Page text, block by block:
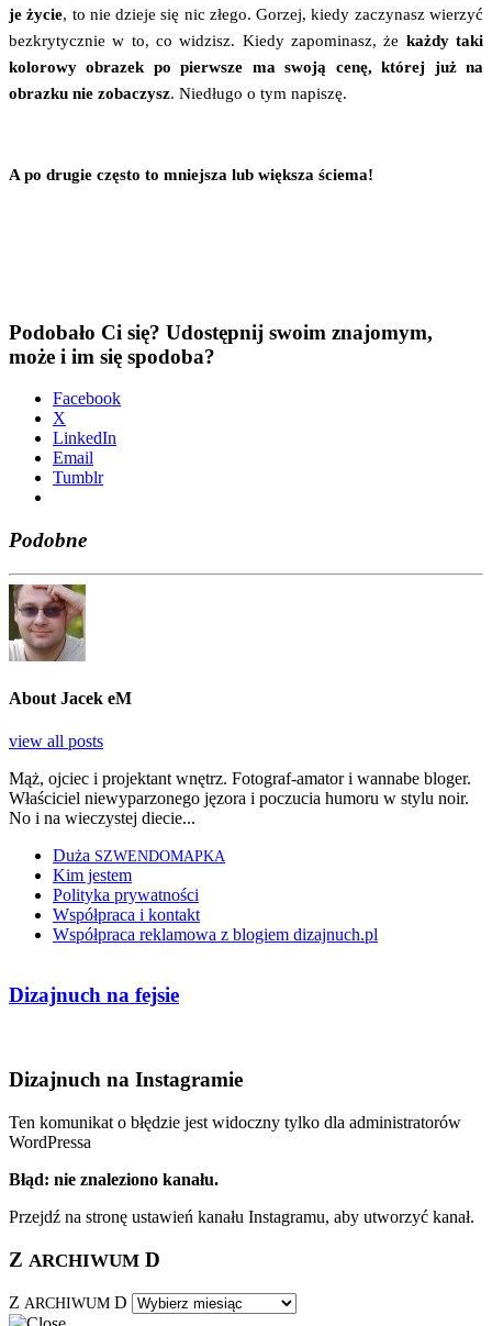
je życie, to nie dzie­je się nic złe­go. Gorzej, kie­dy zaczy­nasz wie­rzyć
bez­kry­tycz­nie w to, co widzisz. Kie­dy zapo­mi­nasz, że każ­dy taki
kolo­ro­wy obra­zek po pierw­sze ma swo­ją cenę, któ­rej już na
obraz­ku nie zoba­czysz. Nie­dłu­go o tym napiszę.
A po dru­gie czę­sto to mniej­sza lub więk­sza ściema!
Podobało Ci się? Udostępnij swoim znajomym,
może i im się spodoba?
Face­bo­ok
X
Lin­ke­dIn
Ema­il
Tum­blr
Podobne
About Jacek eM
view all posts
Mąż, ojciec i projektant wnętrz. Fotograf-amator i wannabe bloger.
Właściciel niewyparzonego jęzora i poczucia humoru w stylu noir.
No i na wieczystej diecie...
Duża SZWENDOMAPKA
Kim jestem
Polityka prywatności
Współpraca i kontakt
Współpraca reklamowa z blogiem dizajnuch.pl
Dizajnuch na fejsie
Dizajnuch na Instagramie
Ten komunikat o błędzie jest widoczny tylko dla administratorów
WordPressa
Błąd: nie znaleziono kanału.
Przejdź na stronę ustawień kanału Instagramu, aby utworzyć kanał.
Z ARCHIWUM D
Z ARCHIWUM D